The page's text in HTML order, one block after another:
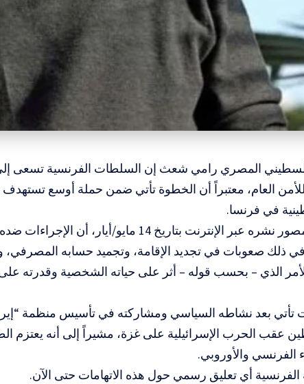
المصري رامي شعث إن السلطات الفرنسية تسعى
العام، معتبراً أن الخطوة تأتي ضمن حملة أوسع تستهدف
في فرنسا.
وأوضح شعث، في بيان مصور نشره عبر الإنترنت بتاريخ 14 مايو/أيار،
في ذلك صعوبات في تجديد الإقامة، وتجميد حسابه المصرفي،
الذي – بحسب قوله – أثر على حياته الشخصية وقدرته
تأتي بعد نشاطه السياسي ومشاركته في تأسيس منظمة
عقب الحرب الإسرائيلية على غزة، مشيراً إلى أنه يعتزم
الفرنسي والأوروبي.
الفرنسية أي تعليق رسمي حول هذه الاتهامات حتى الآن.